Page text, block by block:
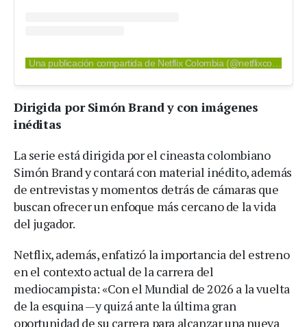
Una publicación compartida de Netflix Colombia (@netflixcolombia)
Dirigida por Simón Brand y con imágenes
inéditas
La serie está dirigida por el cineasta colombiano
Simón Brand y contará con material inédito, además
de entrevistas y momentos detrás de cámaras que
buscan ofrecer un enfoque más cercano de la vida
del jugador.
Netflix, además, enfatizó la importancia del estreno
en el contexto actual de la carrera del
mediocampista: «Con el Mundial de 2026 a la vuelta
de la esquina —y quizá ante la última gran
oportunidad de su carrera para alcanzar una nueva